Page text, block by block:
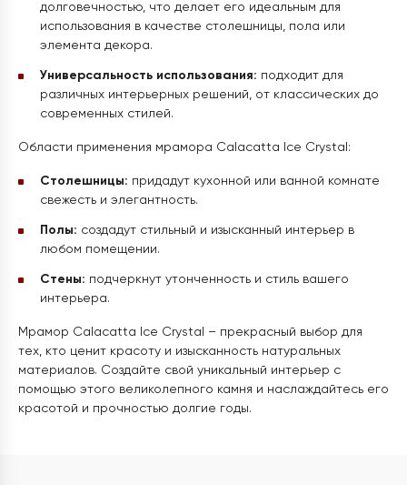
долговечностью, что делает его идеальным для
использования в качестве столешницы, пола или
элемента декора.
Универсальность использования: подходит для
различных интерьерных решений, от классических до
современных стилей.
Области применения мрамора Calacatta Ice Crystal:
Столешницы: придадут кухонной или ванной комнате
свежесть и элегантность.
Полы: создадут стильный и изысканный интерьер в
любом помещении.
Стены: подчеркнут утонченность и стиль вашего
интерьера.
Мрамор Calacatta Ice Crystal – прекрасный выбор для
тех, кто ценит красоту и изысканность натуральных
материалов. Создайте свой уникальный интерьер с
помощью этого великолепного камня и наслаждайтесь его
красотой и прочностью долгие годы.